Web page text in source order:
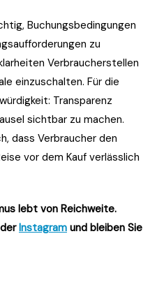
Buchungsbedingungen
zu
Verbraucherstellen
einzuschalten. Für die
Transparenz
sichtbar zu machen.
dass Verbraucher den
vor dem Kauf verlässlich
lebt von Reichweite.
Instagram und bleiben Sie